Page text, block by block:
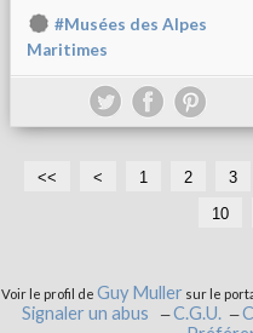
#Musées des Alpes
Maritimes
<< < 1 2 3
10
Voir le profil de Guy Muller sur le
Signaler un abus
C.G.U.